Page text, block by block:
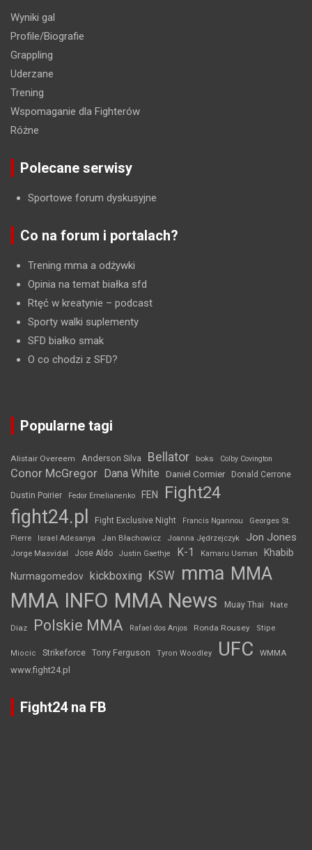
Wyniki gal
Profile/Biografie
Grappling
Uderzane
Trening
Wspomaganie dla Fighterów
Różne
Polecane serwisy
Sportowe forum dyskusyjne
Co na forum i portalach?
Trening mma a odżywki
Opinia na temat białka sfd
Rtęć w kreatynie – podcast
Sporty walki suplementy
SFD białko smak
O co chodzi z SFD?
Popularne tagi
Alistair Overeem Anderson Silva Bellator boks Colby Covington
Conor McGregor Dana White Daniel Cormier Donald Cerrone
Dustin Poirier Fedor Emelianenko FEN Fight24
fight24.pl Fight Exclusive Night Francis Ngannou
Georges St.
Pierre
Israel Adesanya Jan Błachowicz Joanna Jędrzejczyk Jon Jones
Jorge Masvidal Jose Aldo Justin Gaethje K-1 Kamaru Usman Khabib
Nurmagomedov kickboxing KSW mma MMA
MMA INFO MMA News Muay Thai Nate
Diaz Polskie MMA Rafael dos Anjos Ronda Rousey Stipe
Miocic Strikeforce Tony Ferguson Tyron Woodley UFC WMMA
www.fight24.pl
Fight24 na FB